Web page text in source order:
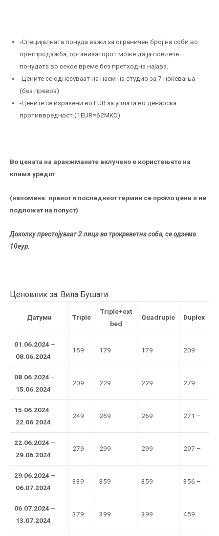
-Специјалната понуда важи за ограничен број на соби во
претпродажба, организаторот може да ја повлече
понудата во секое време без претходна најава.
-Цените се однесуваат на наем на студио за 7 ноќевања
(без превоз).
-Цените се изразени во EUR за уплата во денарска
противвредност (1EUR=62MKD).
Во цената на аранжманите вклучено е користењето на
клима уредот
(напомена: првиот и последниот термин се промо цени и не
подложат на попуст)
Доколку престојуваат 2 лица во трокреветна соба, се одзема
10еур.
Ценовник за: Вила Бушати
Датуми Triple
Triple+ext
bed
Quadruple Duplex
01.06.2024 –
08.06.2024
159 179 179 209
08.06.2024 –
15.06.2024
209 229 229 279
15.06.2024 –
22.06.2024
249 269 269 271 –
22.06.2024 –
29.06.2024
279 299 299 297 –
29.06.2024 –
06.07.2024
339 359 359 356 –
06.07.2024 –
13.07.2024
379 399 399 459